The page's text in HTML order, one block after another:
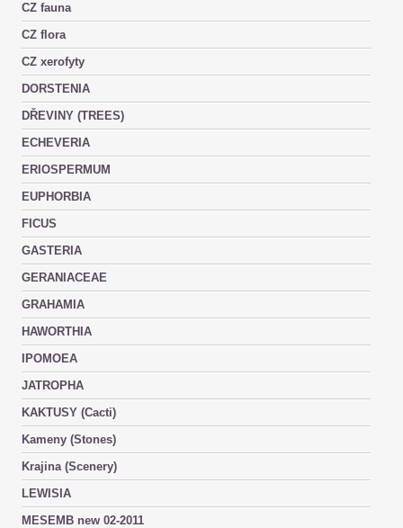
CZ fauna
CZ flora
CZ xerofyty
DORSTENIA
DŘEVINY (TREES)
ECHEVERIA
ERIOSPERMUM
EUPHORBIA
FICUS
GASTERIA
GERANIACEAE
GRAHAMIA
HAWORTHIA
IPOMOEA
JATROPHA
KAKTUSY (Cacti)
Kameny (Stones)
Krajina (Scenery)
LEWISIA
MESEMB new 02-2011